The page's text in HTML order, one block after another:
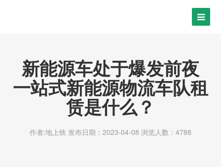
新能源车处于爆发前夜
一站式新能源物流车队租
赁是什么？
作者:地上铁 发布日期：2023-04-08 浏览人数：4788